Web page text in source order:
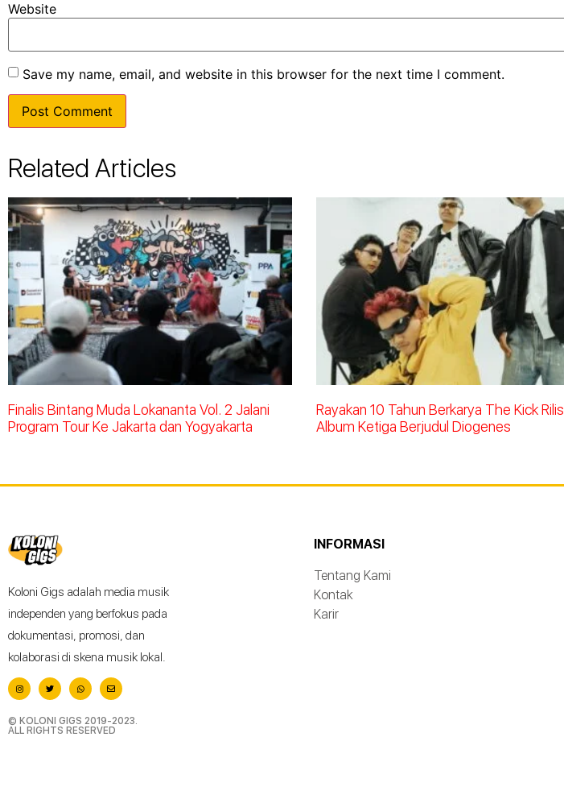
Website
Save my name, email, and website in this browser for the next time I comment.
Related Articles
Finalis Bintang Muda Lokananta Vol. 2 Jalani
Program Tour Ke Jakarta dan Yogyakarta
Rayakan 10 Tahun Berkarya The Kick Rilis
Album Ketiga Berjudul Diogenes
Koloni Gigs adalah media musik
independen yang berfokus pada
dokumentasi, promosi, dan
kolaborasi di skena musik lokal.
© KOLONI GIGS 2019-2023.
ALL RIGHTS RESERVED
INFORMASI
Tentang Kami
Kontak
Karir